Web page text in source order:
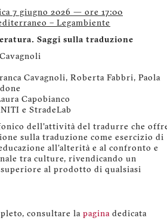
7 giugno 2026 — ore 17:00
– Legambiente
Saggi sulla traduzione
Cavagnoli, Roberta Fabbri, Paola
Capobianco
e StradeLab
dell'attività del tradurre che
sulla traduzione come esercizio di
all'alterità e al confronto e
tra culture, rivendicando un
superiore al prodotto di qualsiasi
consultare la pagina dedicata